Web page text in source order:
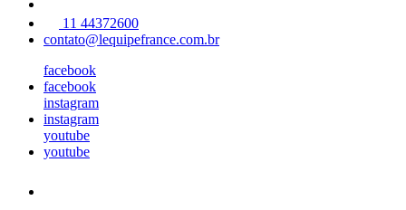
11 44372600
contato@lequipefrance.com.br
facebook
facebook
instagram
instagram
youtube
youtube